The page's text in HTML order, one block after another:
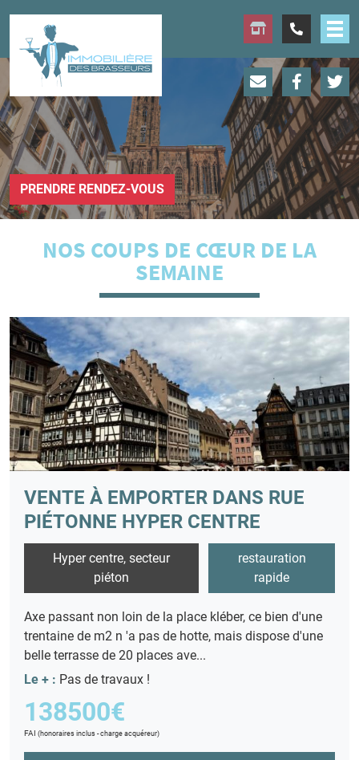
PRENDRE RENDEZ-VOUS
NOS COUPS DE CŒUR DE LA
SEMAINE
VENTE À EMPORTER DANS RUE
PIÉTONNE HYPER CENTRE
Hyper centre, secteur
piéton
restauration
rapide
Axe passant non loin de la place kléber, ce bien d'une
trentaine de m2 n 'a pas de hotte, mais dispose d'une
belle terrasse de 20 places ave...
Le + : Pas de travaux !
138500€
FAI (honoraires inclus - charge acquéreur)